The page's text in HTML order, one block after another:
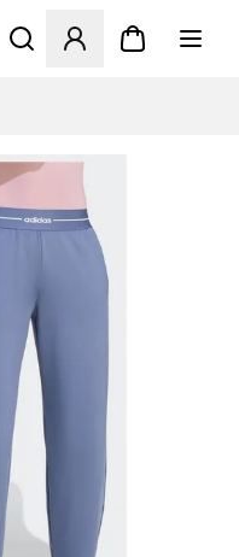
Åbner en Modal til at